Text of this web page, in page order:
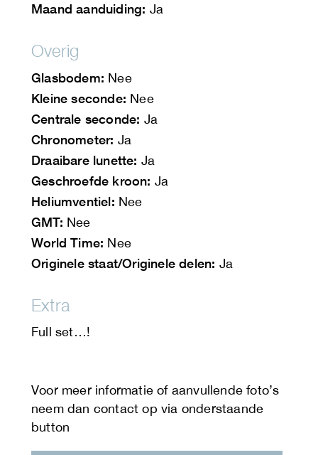
Maand aanduiding: Ja
Overig
Glasbodem: Nee
Kleine seconde: Nee
Centrale seconde: Ja
Chronometer: Ja
Draaibare lunette: Ja
Geschroefde kroon: Ja
Heliumventiel: Nee
GMT: Nee
World Time: Nee
Originele staat/Originele delen: Ja
Extra
Full set…!